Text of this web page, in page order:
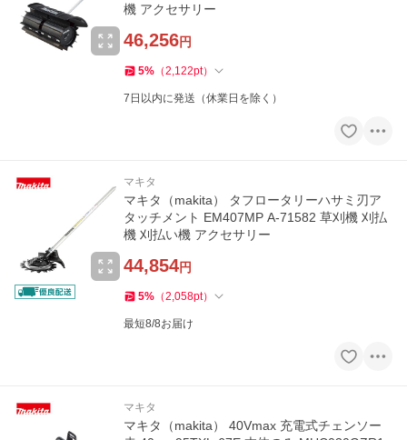
機 アクセサリー
46,256円
5% （2,122pt）
7日以内に発送（休業日を除く）
マキタ
マキタ（makita） タフロータリーハサミ刃ア
タッチメント EM407MP A-71582 草刈機 刈払
機 刈払い機 アクセサリー
44,854円
5% （2,058pt）
最短8/8お届け
マキタ
マキタ（makita） 40Vmax 充電式チェンソー